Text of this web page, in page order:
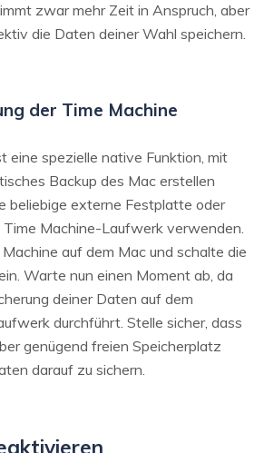
zwar mehr Zeit in Anspruch, aber
die Daten deiner Wahl speichern.
der Time Machine
eine spezielle native Funktion, mit
Backup des Mac erstellen
beliebige externe Festplatte oder
Machine-Laufwerk verwenden.
auf dem Mac und schalte die
Warte nun einen Moment ab, da
deiner Daten auf dem
durchführt. Stelle sicher, dass
genügend freien Speicherplatz
darauf zu sichern.